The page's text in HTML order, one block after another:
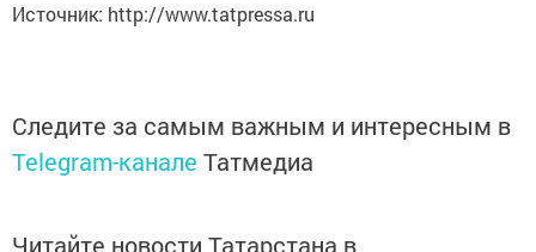
Источник: http://www.tatpressa.ru
Следите за самым важным и интересным в
Telegram-канале Татмедиа
Читайте новости Татарстана в